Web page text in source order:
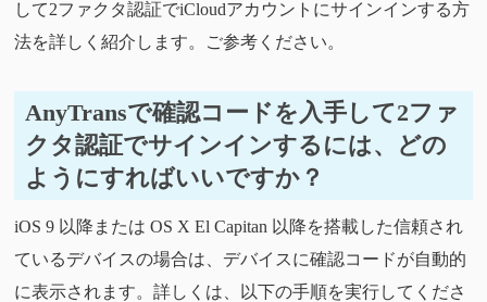
して2ファクタ認証でiCloudアカウントにサインインする方
法を詳しく紹介します。ご参考ください。
AnyTransで確認コードを入手して2ファ
クタ認証でサインインするには、どの
ようにすればいいですか？
iOS 9 以降または OS X El Capitan 以降を搭載した信頼され
ているデバイスの場合は、デバイスに確認コードが自動的
に表示されます。詳しくは、以下の手順を実行してくださ